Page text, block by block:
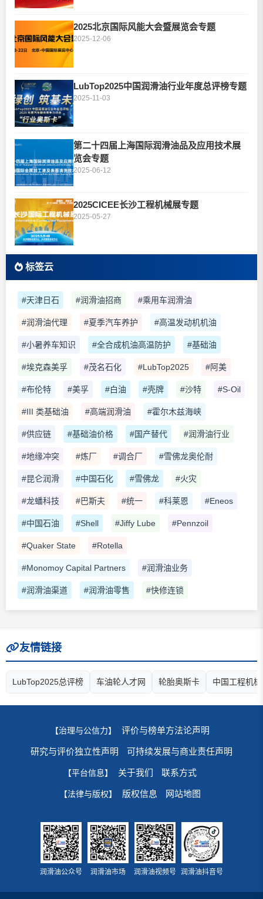
2025北京国际风能大会暨展览会专题
2025-12-06
LubTop2025中国润滑油行业年度总评榜专题
2025-11-03
第二十四届上海国际润滑油品及应用技术展
览会专题
2025-06-12
2025CICEE长沙工程机械展专题
2025-05-27
标签云
#天津日石 #润滑油招商 #乘用车润滑油
#润滑油代理 #夏季汽车养护 #高温发动机机油
#小暑养车知识 #全合成机油高温防护 #基础油
#埃克森美孚 #茂名石化 #LubTop2025 #阿美
#布伦特 #美孚 #白油 #壳牌 #沙特 #S-Oil
#III 类基础油 #高端润滑油 #霍尔木兹海峡
#供应链 #基础油价格 #国产替代 #润滑油行业
#地缘冲突 #炼厂 #调合厂 #雪佛龙奥伦耐
#昆仑润滑 #中国石化 #雪佛龙 #火灾
#龙蟠科技 #巴斯夫 #统一 #科莱恩 #Eneos
#中国石油 #Shell #Jiffy Lube #Pennzoil
#Quaker State #Rotella
#Monomoy Capital Partners #润滑油业务
#润滑油渠道 #润滑油零售 #快修连锁
友情链接
LubTop2025总评榜 车油轮人才网 轮胎奥斯卡 中国工程机
【治理与公信力】 评价与榜单方法论声明
研究与评价独立性声明 可持续发展与商业责任声明
【平台信息】 关于我们 联系方式
【法律与版权】 版权信息 网站地图
润滑油公众号 润滑油市场 润滑油视频号 润滑油抖音号